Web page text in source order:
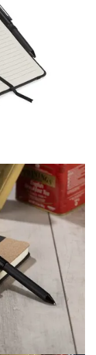
Livrare curier